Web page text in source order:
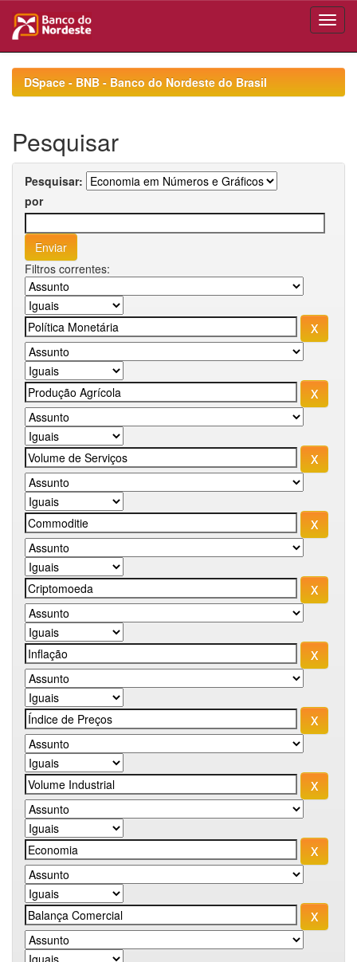
navigationDSpace - BNB - Banco do Nordeste do Brasil
Pesquisar
Pesquisar:
por
Filtros correntes: